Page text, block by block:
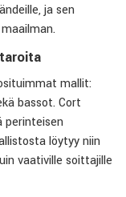
ja sen
mallit:
bassot. Cort
perinteisen
löytyy niin
vaativille soittajille